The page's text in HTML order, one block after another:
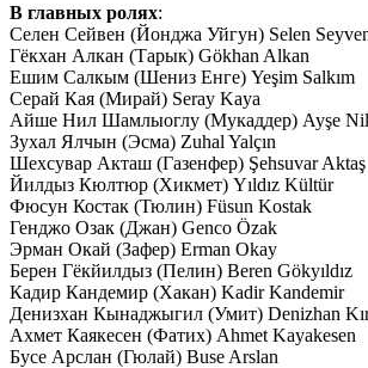
В главных ролях:
Селен Сейвен (Йонджа Уйгун) Selen
Гёкхан Алкан (Тарык) Gökhan Alkan
Ешим Салкым (Шениз Енге) Yeşim Salkım
Серай Кая (Мирай) Seray Kaya
Айше Нил Шамлыоглу (Мукаддер) Ayşe Nil
Зухал Ялчын (Эсма) Zuhal Yalçın
Шехсувар Акташ (Газенфер) Şehsuvar Aktaş
Йилдыз Кюлтюр (Хикмет) Yıldız Kültür
Фюсун Костак (Тюлин) Füsun Kostak
Генджо Озак (Джан) Genco Özak
Эрман Окай (Зафер) Erman Okay
Берен Гёкйилдыз (Пелин) Beren Gökyıldız
Кадир Кандемир (Хакан) Kadir Kandemir
Денизхан Кынаджыгил (Умит) Denizhan
Ахмет Каякесен (Фатих) Ahmet Kayakesen
Бусе Арслан (Гюлай) Buse Arslan